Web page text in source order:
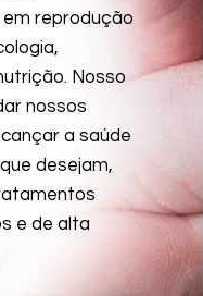
reprodução
Nosso
nossos
a saúde
desejam,
e de alta